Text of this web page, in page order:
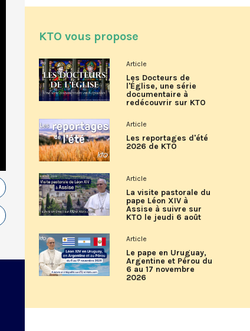
KTO vous propose
Article
Les Docteurs de
l'Église, une série
documentaire à
redécouvrir sur KTO
Article
Les reportages d'été
2026 de KTO
Article
La visite pastorale du
pape Léon XIV à
Assise à suivre sur
KTO le jeudi 6 août
Article
Le pape en Uruguay,
Argentine et Pérou du
6 au 17 novembre
2026